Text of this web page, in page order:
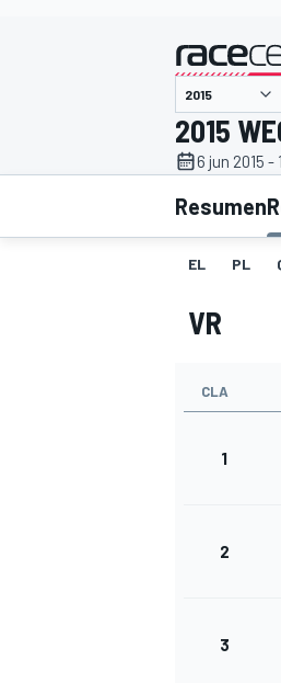
INDYCAR
2015
6 jun 2015 -
Resumen
EL PL
VR
CLA
1
2
3